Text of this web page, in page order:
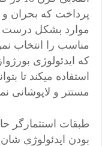
پرداخت که بحران و
موارد بشکل درست
مناسب را انتخاب
که ایدئولوژی
استفاده میکند تا
مستتر و لاپوشانی
طبقات استثمارگر
بودن ایدئولوژی شان